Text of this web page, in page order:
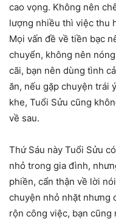
cao vọng. Không nên
lượng nhiều thì việc thu
Mọi vấn đề về tiền bạc
chuyển, không nên
cãi, bạn nên dùng tình
ăn, nếu gặp chuyện trái
khe, Tuổi Sửu cũng
về sau.
Thứ Sáu này Tuổi Sửu
nhỏ trong gia đình,
phiền, cẩn thận về lời
chuyện nhỏ nhặt nhưng
rộn công việc, bạn cũng